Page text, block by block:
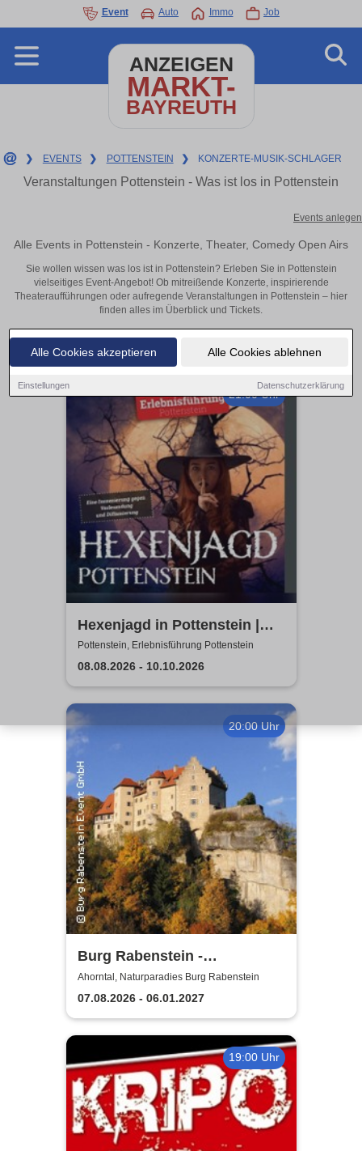
Alle Cookies akzeptieren Alle Cookies ablehnen
Einstellungen Datenschutzerklärung
Event Auto Immo Job
ANZEIGEN
MARKT-
BAYREUTH
❯ EVENTS ❯ POTTENSTEIN ❯ KONZERTE-MUSIK-SCHLAGER
Veranstaltungen Pottenstein - Was ist los in Pottenstein
Events anlegen
Alle Events in Pottenstein - Konzerte, Theater, Comedy Open Airs
Sie wollen wissen was los ist in Pottenstein? Erleben Sie in Pottenstein
vielseitiges Event-Angebot! Ob mitreißende Konzerte, inspirierende
Theateraufführungen oder aufregende Veranstaltungen in Pottenstein – hier
finden alles im Überblick und Tickets.
21:00 Uhr
Hexenjagd in Pottenstein |
Die Inszenierung gegen
Verleumdung & Ausgrenzung
Pottenstein, Erlebnisführung Pottenstein
08.08.2026 - 10.10.2026
20:00 Uhr
Burg Rabenstein -
Burgkonzerte
Ahorntal, Naturparadies Burg Rabenstein
07.08.2026 - 06.01.2027
19:00 Uhr